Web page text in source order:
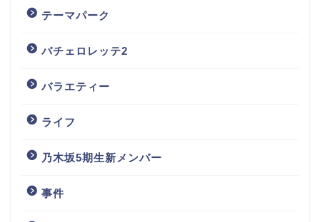
テーマパーク
バチェロレッテ2
バラエティー
ライフ
乃木坂5期生新メンバー
事件